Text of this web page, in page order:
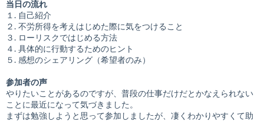
当日の流れ
１. 自己紹介
２. 不労所得を考えはじめた際に気をつけること
３. ローリスクではじめる方法
４. 具体的に行動するためのヒント
５. 感想のシェアリング（希望者のみ）
参加者の声
やりたいことがあるのですが、普段の仕事だけだとかなえられない
ことに最近になって気づきました。
まずは勉強しようと思って参加しましたが、凄くわかりやすくて助